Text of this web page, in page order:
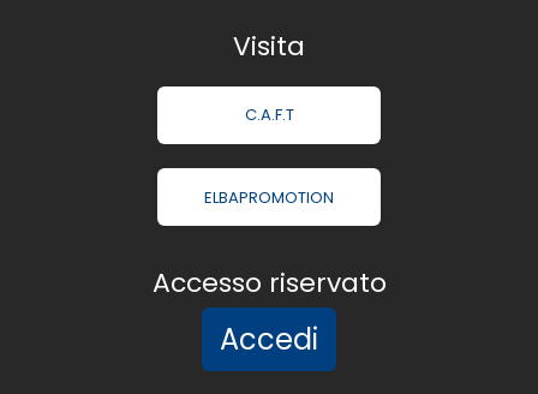
Visita
C.A.F.T
ELBAPROMOTION
Accesso riservato
Accedi